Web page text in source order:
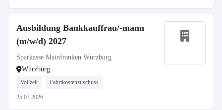
Ausbildung Bankkauffrau/-mann
(m/w/d) 2027
Sparkasse Mainfranken Würzburg
Würzburg
Vollzeit Fahrtkostenzuschuss
25.07.2026